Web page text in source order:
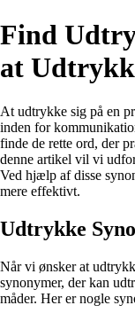
Find
at
At udtrykke sig på en
inden for
finde de rette ord, der
denne artikel vil vi
Ved hjælp af disse
mere effektivt.
Udtrykke
Når vi ønsker at
synonymer, der kan
måder. Her er nogle